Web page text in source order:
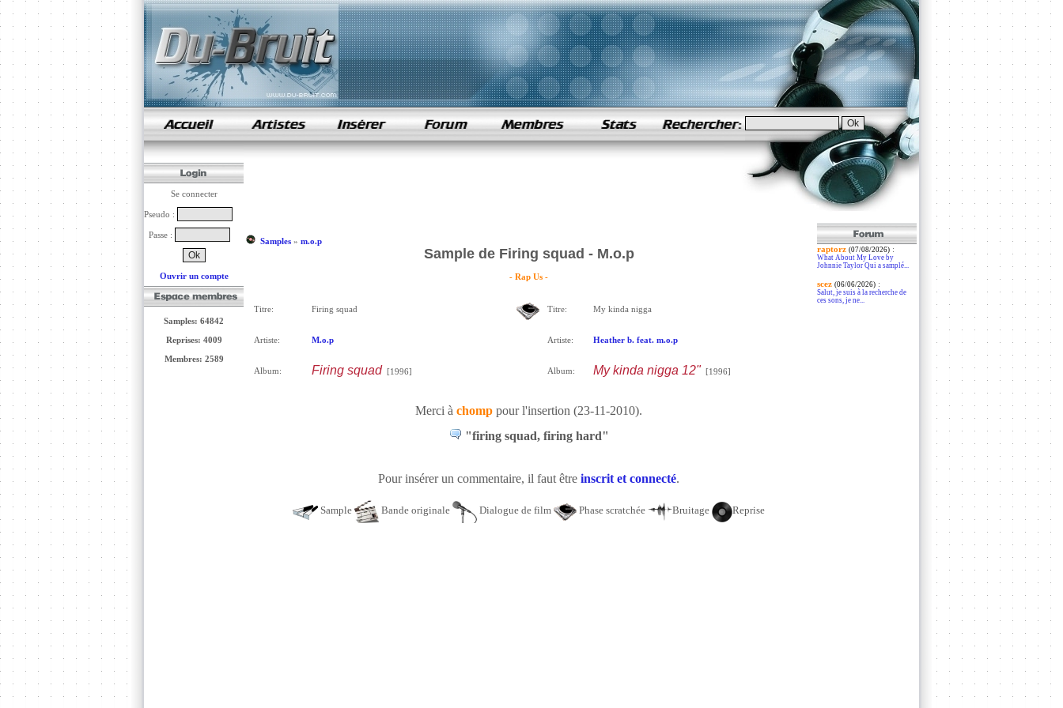
samples de rap
Se connecter
Pseudo :
Passe :
Ouvrir un compte
Samples: 64842
Reprises: 4009
Membres: 2589
Samples» m.o.p
Sample de Firing squad - M.o.p
- Rap Us -
Titre: Firing squad
Artiste: M.o.p
Album: Firing squad[1996]
Titre: My kinda nigga
Artiste: Heather b. feat. m.o.p
Album: My kinda nigga 12" [1996]
Merci à chomp pour l'insertion (23-11-2010).
"firing squad, firing hard"
Pour insérer un commentaire, il faut être inscrit et connecté.
Sample Bande originale Dialogue de film Phase scratchée Bruitage Reprise
raptorz (07/08/2026):
What About My Love by
Johnnie Taylor Qui a samplé...
scez (06/06/2026):
Salut, je suis à la recherche de
ces sons, je ne...